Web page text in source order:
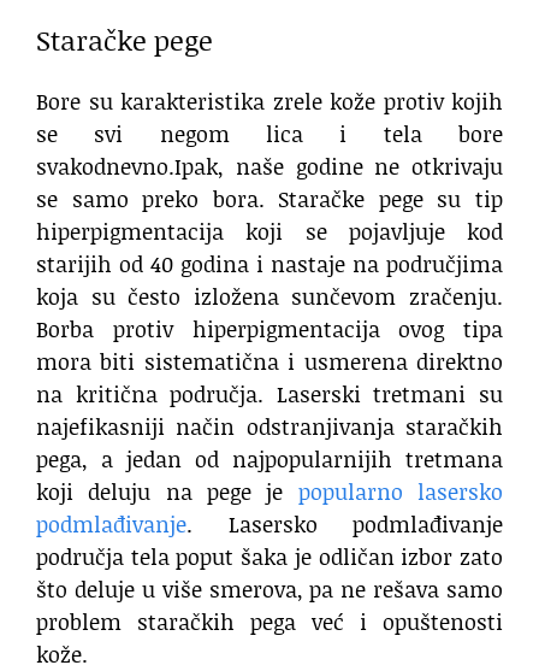
Staračke pege
Bore su karakteristika zrele kože protiv kojih
se svi negom lica i tela bore
svakodnevno.Ipak, naše godine ne otkrivaju
se samo preko bora. Staračke pege su tip
hiperpigmentacija koji se pojavljuje kod
starijih od 40 godina i nastaje na područjima
koja su često izložena sunčevom zračenju.
Borba protiv hiperpigmentacija ovog tipa
mora biti sistematična i usmerena direktno
na kritična područja. Laserski tretmani su
najefikasniji način odstranjivanja staračkih
pega, a jedan od najpopularnijih tretmana
koji deluju na pege je popularno lasersko
podmlađivanje. Lasersko podmlađivanje
područja tela poput šaka je odličan izbor zato
što deluje u više smerova, pa ne rešava samo
problem staračkih pega već i opuštenosti
kože.